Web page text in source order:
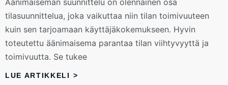
Äänimaiseman suunnittelu on olennainen osa
tilasuunnittelua, joka vaikuttaa niin tilan toimivuuteen
kuin sen tarjoamaan käyttäjäkokemukseen. Hyvin
toteutettu äänimaisema parantaa tilan viihtyvyyttä ja
toimivuutta. Se tukee
LUE ARTIKKELI >